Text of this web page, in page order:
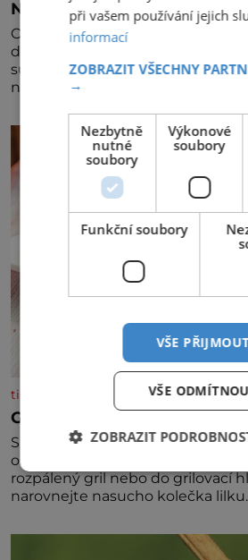
Nezapomínejte na petržel
Obsahuje totiž spoustu zdraví
dokonce je považována za
superpotravinu. Zázrak plný
najdete vitaminy B1, B2, B3, B6,
dokonce třikrát více než
ale je ho desetkrát méně), a
tisicereceptu.cz
Grilovaný lilek s česnekem
Suroviny na 4 porce 1 lilek 3 stroužky česneku snítka
oregana 100 ml olivového oleje sůl Postup Na mírně
rozpálený gril nebo do grilovací
narovnejte nasucho kolečka lilku.
při vašem používání jejich
informací
ZOBRAZIT VŠECHNY
→
Nezbytně
nutné
soubory
Výkonové
soubory
Funkční soubory
VŠE
VŠE
ZOBRAZIT